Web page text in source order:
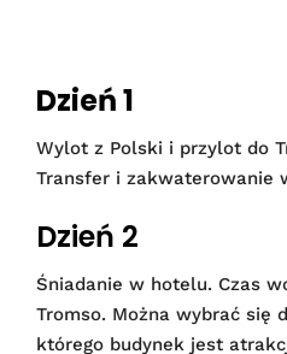
Dzień 1
Wylot z Polski i przylot do
Transfer i zakwaterowanie
Dzień 2
Śniadanie w hotelu. Czas
Tromso. Można wybrać się
którego budynek jest